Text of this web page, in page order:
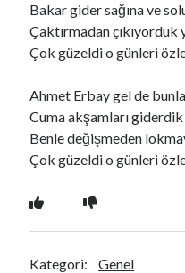
Bakar gider sağına ve
Çaktırmadan çıkıyorduk
Çok güzeldi o günleri
Ahmet Erbay gel de
Cuma akşamları
Benle değişmeden
Çok güzeldi o günleri
Kategori: Genel